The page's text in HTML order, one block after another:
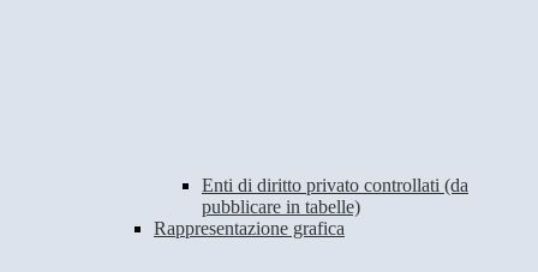
Enti di diritto privato controllati (da
pubblicare in tabelle)
Rappresentazione grafica